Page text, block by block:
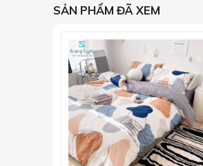
Khi mua chăn ga gối tại
cấu tạo, thành phần, màu
SẢN PHẨM ĐÃ XEM